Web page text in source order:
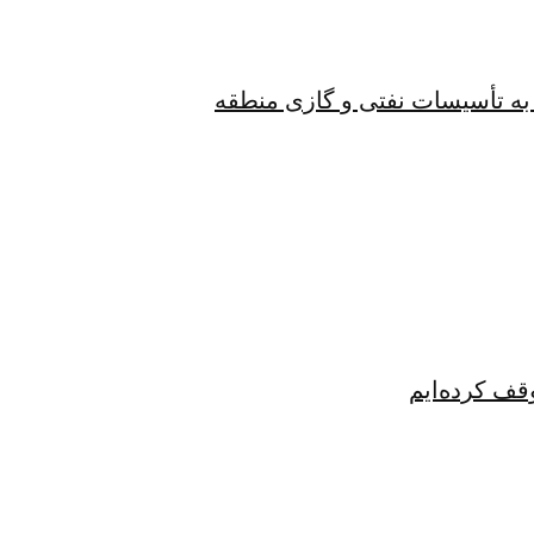
تأسیسات نفتی و گازی منطقه
کرده‌ایم